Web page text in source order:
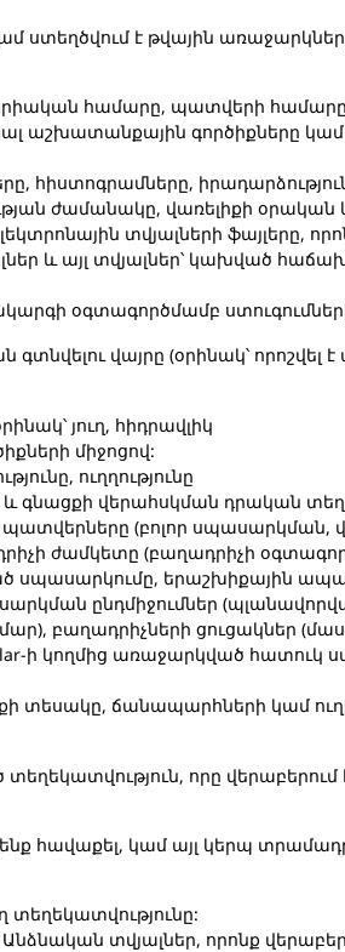
ստեղծվում է թվային
համարը, պատվերի
աշխատանքային գործիքները
հիստոգրամները,
ժամանակը, վառելիքի օրական
տվյալների ֆայլերը,
և այլ տվյալներ՝ կախված
օգտագործմամբ
վայրը (օրինակ՝ որոշվել է
յուղ, հիդրավլիկ
միջոցով:
ուղղությունը
վերահսկման դրական
(բոլոր սպասարկման,
ժամկետը (բաղադրիչի
սպասարկումը, երաշխիքային
ընդմիջումներ
բաղադրիչների ցուցակներ
ի կողմից առաջարկված հատուկ
տեսակը, ճանապարհների կամ
որը
ենք հավաքել, կամ այլ կերպ
տվյալներ, որոնք